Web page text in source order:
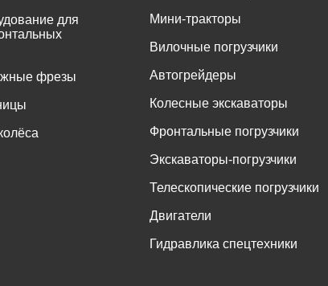
для
фрезы
Мини-тракторы
Вилочные погрузчики
Автогрейдеры
Колесные экскаваторы
Фронтальные погрузчики
Экскаваторы-погрузчики
Телескопические погрузчики
Двигатели
Гидравлика спецтехники